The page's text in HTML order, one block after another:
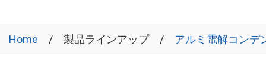
Home 製品ラインアップ アルミ電解コンデ